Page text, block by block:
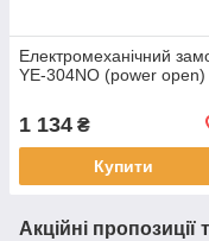
Електромеханічний
YE-304NO (power open)
1 134 ₴
Купити
Акційні пропозиції